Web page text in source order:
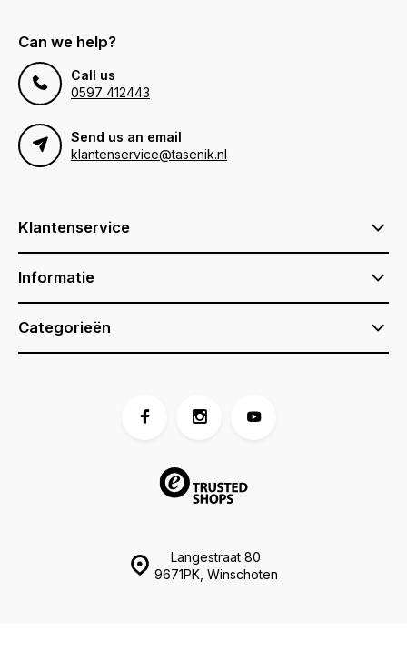
Can we help?
Call us
0597 412443
Send us an email
klantenservice@tasenik.nl
Klantenservice
Informatie
Categorieën
Langestraat 80
9671PK, Winschoten